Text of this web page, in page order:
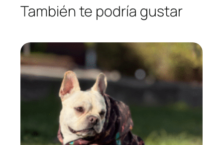
También te podría gustar